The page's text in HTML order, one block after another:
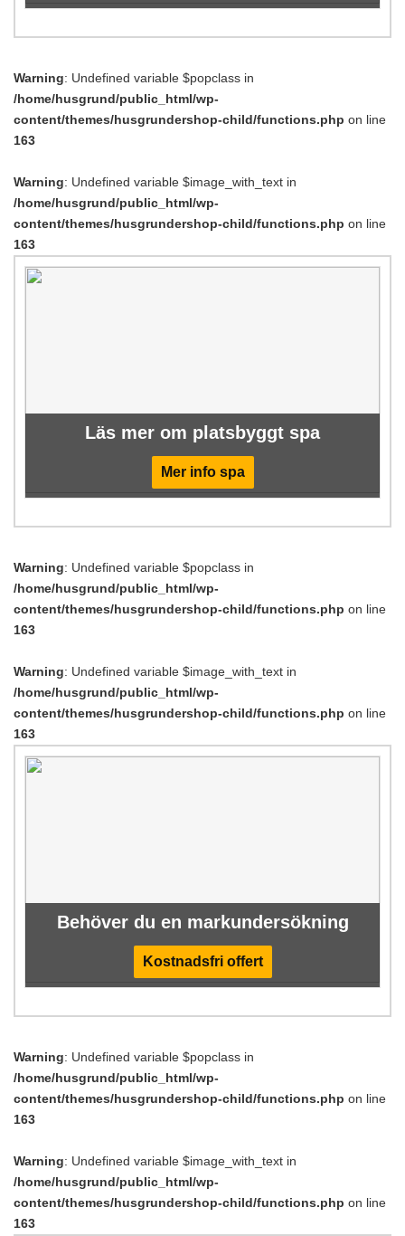
Warning: Undefined variable $popclass in
/home/husgrund/public_html/wp-
content/themes/husgrundershop-child/functions.php on line
163
Warning: Undefined variable $image_with_text in
/home/husgrund/public_html/wp-
content/themes/husgrundershop-child/functions.php on line
163
Läs mer om platsbyggt spa
Mer info spa
Warning: Undefined variable $popclass in
/home/husgrund/public_html/wp-
content/themes/husgrundershop-child/functions.php on line
163
Warning: Undefined variable $image_with_text in
/home/husgrund/public_html/wp-
content/themes/husgrundershop-child/functions.php on line
163
Behöver du en markundersökning
Kostnadsfri offert
Warning: Undefined variable $popclass in
/home/husgrund/public_html/wp-
content/themes/husgrundershop-child/functions.php on line
163
Warning: Undefined variable $image_with_text in
/home/husgrund/public_html/wp-
content/themes/husgrundershop-child/functions.php on line
163